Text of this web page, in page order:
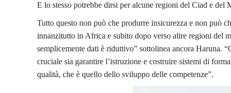
E lo stesso potrebbe dirsi per alcune regioni del Ciad e del
Tutto questo non può che produrre insicurezza e non può
innanzitutto in Africa e subito dopo verso altre regioni del
semplicemente dati è riduttivo” sottolinea ancora Haruna.
cruciale sia garantire l’istruzione e costruire sistemi di
qualità, che è quello dello sviluppo delle competenze”.